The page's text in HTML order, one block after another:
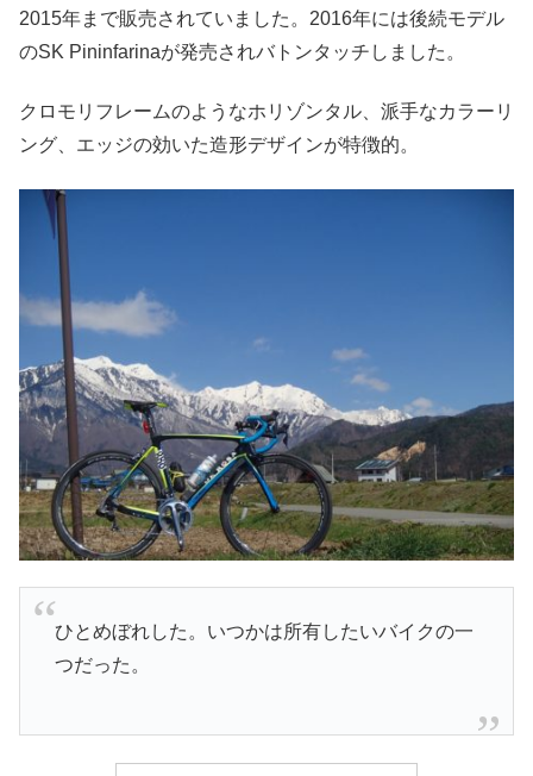
2015年まで販売されていました。2016年には後続モデル
のSK Pininfarinaが発売されバトンタッチしました。
クロモリフレームのようなホリゾンタル、派手なカラーリ
ング、エッジの効いた造形デザインが特徴的。
ひとめぼれした。いつかは所有したいバイクの一
つだった。